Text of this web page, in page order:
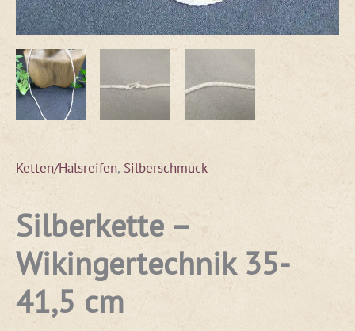
Ketten/Halsreifen, Silberschmuck
Silberkette –
Wikingertechnik 35-
41,5 cm